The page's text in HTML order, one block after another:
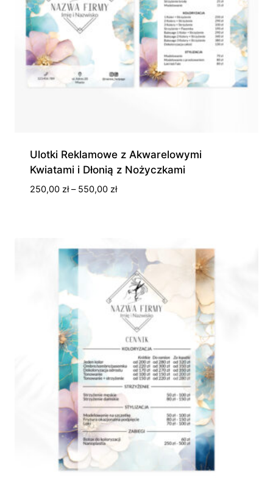
Ulotki Reklamowe z Akwarelowymi
Kwiatami i Dłonią z Nożyczkami
250,00 zł – 550,00 złZakres
550,00 zł